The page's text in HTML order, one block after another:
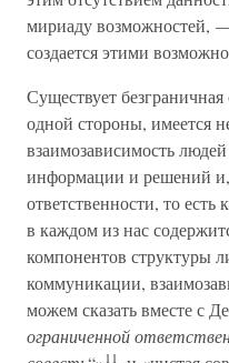
мириаду возможностей,
создается этими
Существует безграничная
одной стороны, имеется
взаимозависимость
информации и решений и,
ответственности, то
в каждом из нас
компонентов структуры
коммуникации,
можем сказать вместе с
ограниченной
11